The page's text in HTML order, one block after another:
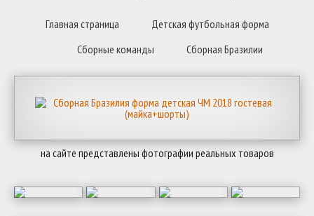
Главная страница
Детская футбольная форма
Сборные команды
Сборная Бразилии
на сайте представлены фотографии реальных товаров